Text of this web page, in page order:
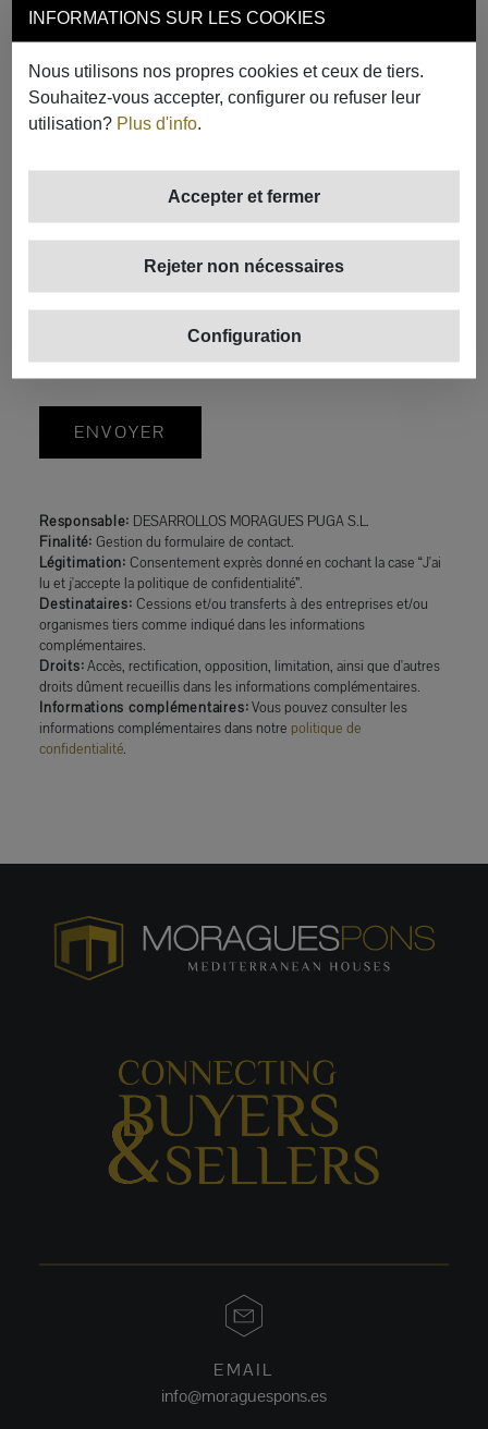
INFORMATIONS SUR LES COOKIES
Nous utilisons nos propres cookies et ceux de tiers.
Souhaitez-vous accepter, configurer ou refuser leur
utilisation? Plus d'info
Accepter et fermer
Rejeter non nécessaires
Configuration
J'ai lu et j'accepte laPolitique de confidentialité.
ENVOYER
Responsable: DESARROLLOS MORAGUES PUGA S.L.
Finalité: Gestion du formulaire de contact.
Légitimation: Consentement exprès donné en cochant la case “J'ai
lu et j'accepte la politique de confidentialité”.
Destinataires: Cessions et/ou transferts à des entreprises et/ou
organismes tiers comme indiqué dans les informations
complémentaires.
Droits:Accès, rectification, opposition, limitation, ainsi que d'autres
droits dûment recueillis dans les informations complémentaires.
Informations complémentaires:Vous pouvez consulter les
informations complémentaires dans notre politique de
confidentialité.
EMAIL
info@moraguespons.es